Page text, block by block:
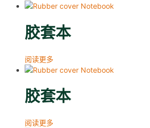
胶套本
阅读更多
胶套本
阅读更多